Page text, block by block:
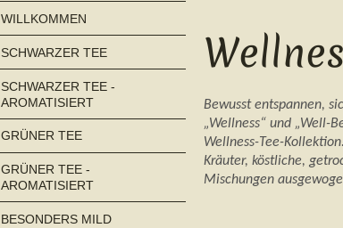
WILLKOMMEN
SCHWARZER TEE
SCHWARZER TEE -
AROMATISIERT
GRÜNER TEE
GRÜNER TEE -
AROMATISIERT
BESONDERS MILD
Bewusst entspannen,
„Wellness“ und „Well-
Wellness-Tee-
Kräuter, köstliche,
Mischungen